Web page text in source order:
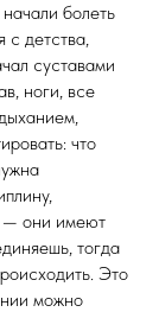
болеть
с детства,
суставами
ноги, все
что
— они имеют
тогда
Это
можно